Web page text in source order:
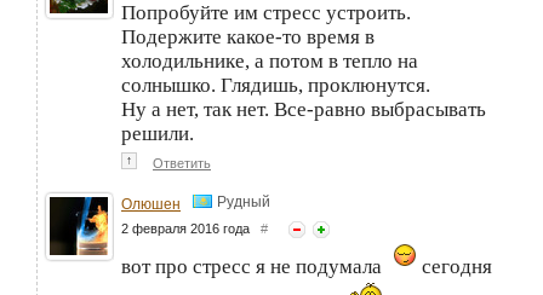
Попробуйте им стресс устроить.
Подержите какое-то время в
холодильнике, а потом в тепло на
солнышко. Глядишь, проклюнутся.
Ну а нет, так нет. Все-равно выбрасывать
решили.
↑ Ответить
Олюшен Рудный
2 февраля 2016 года #
вот про стресс я не подумала
сегодня